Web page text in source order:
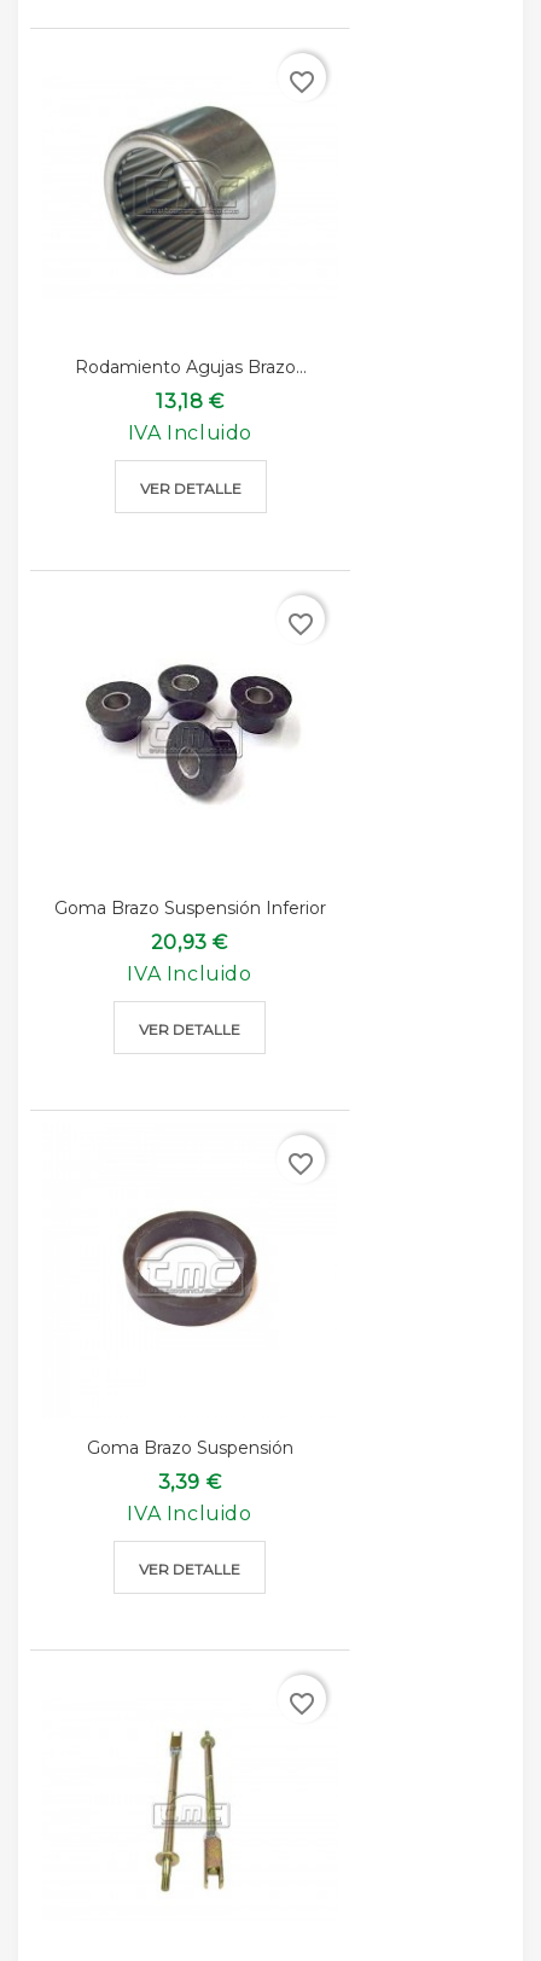
Rodamiento Agujas Brazo...
13,18 €
IVA Incluido
VER DETALLE
favorite_border
Goma Brazo Suspensión Inferior
20,93 €
IVA Incluido
VER DETALLE
favorite_border
Goma Brazo Suspensión
3,39 €
IVA Incluido
VER DETALLE
favorite_border
favorite_border